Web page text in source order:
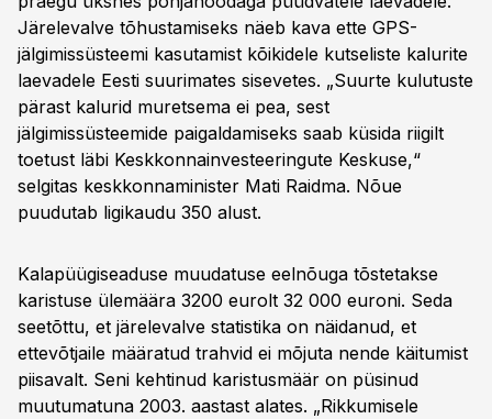
Järelevalve tõhustamiseks näeb kava ette GPS-
jälgimissüsteemi kasutamist kõikidele kutseliste kalurite
laevadele Eesti suurimates sisevetes. „Suurte kulutuste
pärast kalurid muretsema ei pea, sest
jälgimissüsteemide paigaldamiseks saab küsida riigilt
toetust läbi Keskkonnainvesteeringute Keskuse,“
selgitas keskkonnaminister Mati Raidma. Nõue
puudutab ligikaudu 350 alust.
Kalapüügiseaduse muudatuse eelnõuga tõstetakse
karistuse ülemäära 3200 eurolt 32 000 euroni. Seda
seetõttu, et järelevalve statistika on näidanud, et
ettevõtjaile määratud trahvid ei mõjuta nende käitumist
piisavalt. Seni kehtinud karistusmäär on püsinud
muutumatuna 2003. aastast alates. „Rikkumisele